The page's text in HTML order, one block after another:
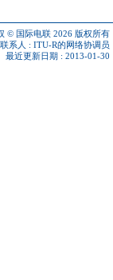
© 国际电联 2026 版权所有
系人 : ITU-R的网络协调员
最近更新日期 : 2013-01-30